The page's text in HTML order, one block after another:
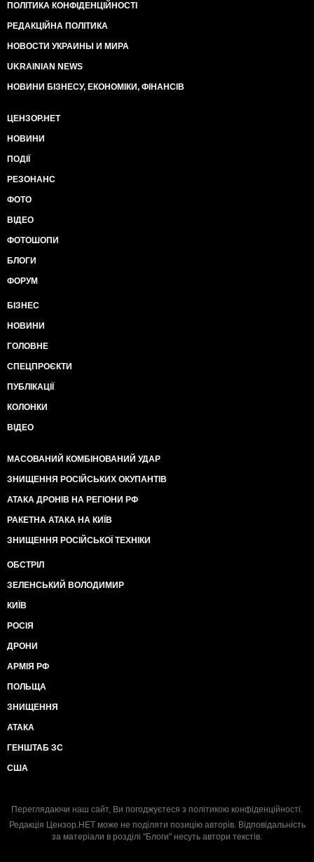
ПОЛІТИКА КОНФІДЕНЦІЙНОСТІ
РЕДАКЦІЙНА ПОЛІТИКА
НОВОСТИ УКРАИНЫ И МИРА
UKRAINIAN NEWS
НОВИНИ БІЗНЕСУ, ЕКОНОМІКИ, ФІНАНСІВ
ЦЕНЗОР.НЕТ
НОВИНИ
ПОДІЇ
РЕЗОНАНС
ФОТО
ВІДЕО
ФОТОШОПИ
БЛОГИ
ФОРУМ
БІЗНЕС
НОВИНИ
ГОЛОВНЕ
СПЕЦПРОЄКТИ
ПУБЛІКАЦІЇ
КОЛОНКИ
ВІДЕО
МАСОВАНИЙ КОМБІНОВАНИЙ УДАР
ЗНИЩЕННЯ РОСІЙСЬКИХ ОКУПАНТІВ
АТАКА ДРОНІВ НА РЕГІОНИ РФ
РАКЕТНА АТАКА НА КИЇВ
ЗНИЩЕННЯ РОСІЙСЬКОЇ ТЕХНІКИ
ОБСТРІЛ
ЗЕЛЕНСЬКИЙ ВОЛОДИМИР
КИЇВ
РОСІЯ
ДРОНИ
АРМІЯ РФ
ПОЛЬЩА
ЗНИЩЕННЯ
АТАКА
ГЕНШТАБ ЗС
США
Переглядаючи наш сайт, Ви погоджуєтеся з політикою конфіденційності.
Редакція Цензор.НЕТ може не поділяти позицію авторів. Відповідальність
за матеріали в розділі "Блоги" несуть автори текстів.